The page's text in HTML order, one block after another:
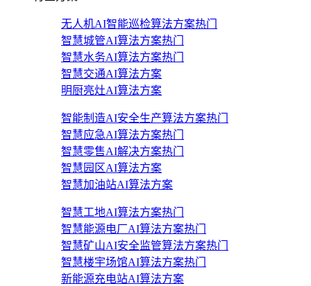
无人机AI智能巡检算法方案热门
智慧城管AI算法方案热门
智慧水务AI算法方案热门
智慧交通AI算法方案
明厨亮灶AI算法方案
智能制造AI安全生产算法方案热门
智慧应急AI算法方案热门
智慧零售AI解决方案热门
智慧园区AI算法方案
智慧加油站AI算法方案
智慧工地AI算法方案热门
智慧能源电厂AI算法方案热门
智慧矿山AI安全监管算法方案热门
智慧楼宇场馆AI算法方案热门
新能源充电站AI算法方案